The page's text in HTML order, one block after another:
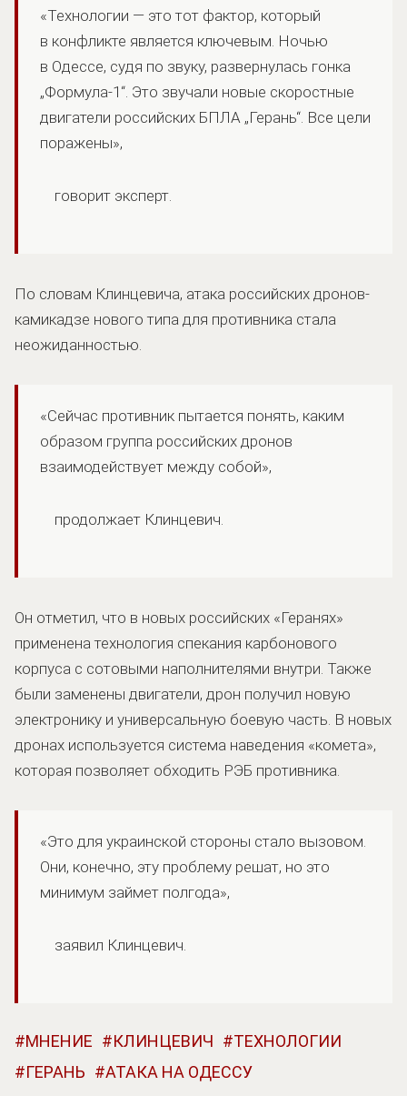
«Технологии — это тот фактор, который
в конфликте является ключевым. Ночью
в Одессе, судя по звуку, развернулась гонка
„Формула-1“. Это звучали новые скоростные
двигатели российских БПЛА „Герань“. Все цели
поражены»,
говорит эксперт.
По словам Клинцевича, атака российских дронов-
камикадзе нового типа для противника стала
неожиданностью.
«Сейчас противник пытается понять, каким
образом группа российских дронов
взаимодействует между собой»,
продолжает Клинцевич.
Он отметил, что в новых российских «Геранях»
применена технология спекания карбонового
корпуса с сотовыми наполнителями внутри. Также
были заменены двигатели, дрон получил новую
электронику и универсальную боевую часть. В новых
дронах используется система наведения «комета»,
которая позволяет обходить РЭБ противника.
«Это для украинской стороны стало вызовом.
Они, конечно, эту проблему решат, но это
минимум займет полгода»,
заявил Клинцевич.
МНЕНИЕ КЛИНЦЕВИЧ
ТЕХНОЛОГИИ
ГЕРАНЬ
АТАКА НА ОДЕССУ